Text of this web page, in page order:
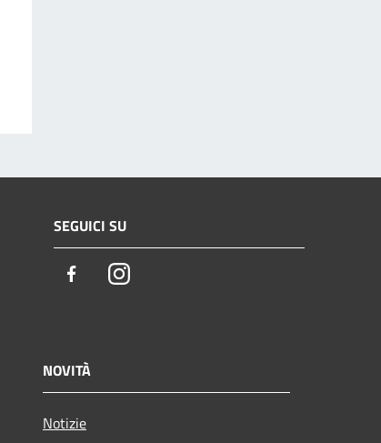
SEGUICI SU
FacebookInstagram
NOVITÀ
Notizie